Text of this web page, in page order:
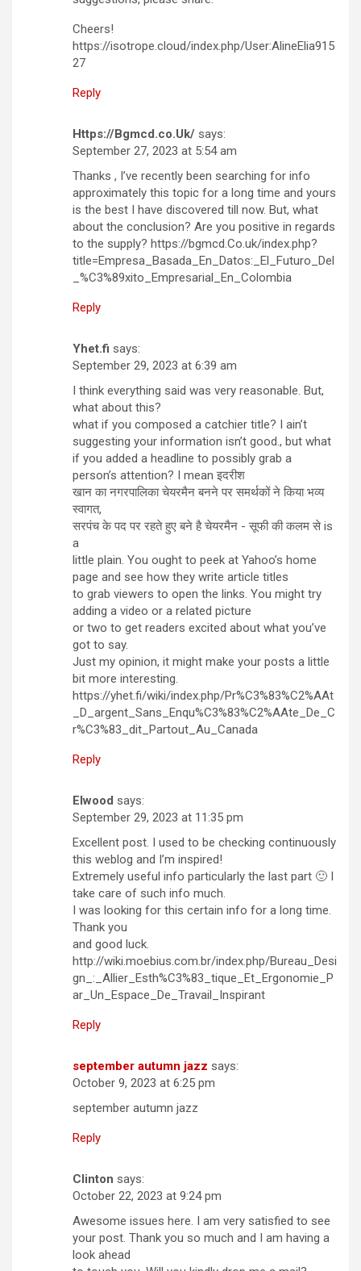
Cheers!
https://isotrope.cloud/index.php/User:AlineElia915
27
Reply
Https://Bgmcd.co.Uk/ says:
September 27, 2023 at 5:54 am
Thanks , I’ve recently been searching for info
approximately this topic for a long time and yours
is the best I have discovered till now. But, what
about the conclusion? Are you positive in regards
to the supply? https://bgmcd.Co.uk/index.php?
title=Empresa_Basada_En_Datos:_El_Futuro_Del
_%C3%89xito_Empresarial_En_Colombia
Reply
Yhet.fi says:
September 29, 2023 at 6:39 am
I think everything said was very reasonable. But,
what about this?
what if you composed a catchier title? I ain’t
suggesting your information isn’t good., but what
if you added a headline to possibly grab a
person’s attention? I mean इदरीश
खान का नगरपालिका चेयरमैन बनने पर समर्थकों ने किया भव्य
स्वागत,
सरपंच के पद पर रहते हुए बने है चेयरमैन - सूफी की कलम से is
a
little plain. You ought to peek at Yahoo’s home
page and see how they write article titles
to grab viewers to open the links. You might try
adding a video or a related picture
or two to get readers excited about what you’ve
got to say.
Just my opinion, it might make your posts a little
bit more interesting.
https://yhet.fi/wiki/index.php/Pr%C3%83%C2%AAt
_D_argent_Sans_Enqu%C3%83%C2%AAte_De_C
r%C3%83_dit_Partout_Au_Canada
Reply
Elwood says:
September 29, 2023 at 11:35 pm
Excellent post. I used to be checking continuously
this weblog and I’m inspired!
Extremely useful info particularly the last part 🙂 I
take care of such info much.
I was looking for this certain info for a long time.
Thank you
and good luck.
http://wiki.moebius.com.br/index.php/Bureau_Desi
gn_:_Allier_Esth%C3%83_tique_Et_Ergonomie_P
ar_Un_Espace_De_Travail_Inspirant
Reply
september autumn jazz says:
October 9, 2023 at 6:25 pm
september autumn jazz
Reply
Clinton says:
October 22, 2023 at 9:24 pm
Awesome issues here. I am very satisfied to see
your post. Thank you so much and I am having a
look ahead